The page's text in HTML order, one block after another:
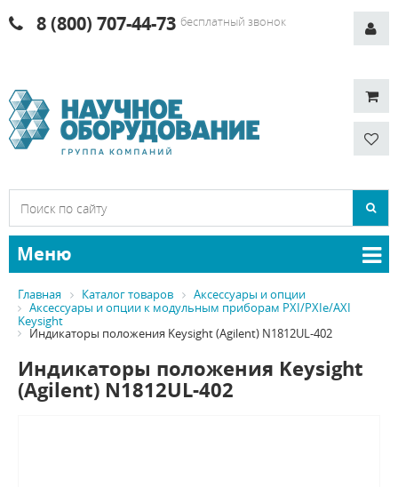
8 (800) 707-44-73 бесплатный звонок
Меню
Главная Каталог товаров
Аксессуары и опции
Аксессуары и опции к модульным приборам PXI/PXIe/AXI
Keysight
Индикаторы положения Keysight (Agilent) N1812UL-402
Индикаторы положения Keysight
(Agilent) N1812UL-402